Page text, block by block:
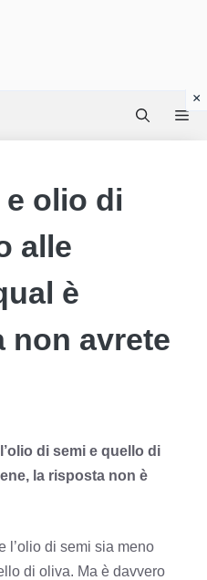
olio di
alle
è
non avrete
di semi e quello di
la risposta non è
l’olio di semi sia meno
di oliva. Ma è davvero